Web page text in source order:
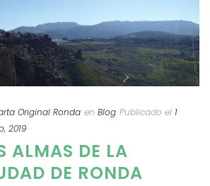
Original Ronda en Blog Publicado el 1
2019
ALMAS DE LA
DE RONDA